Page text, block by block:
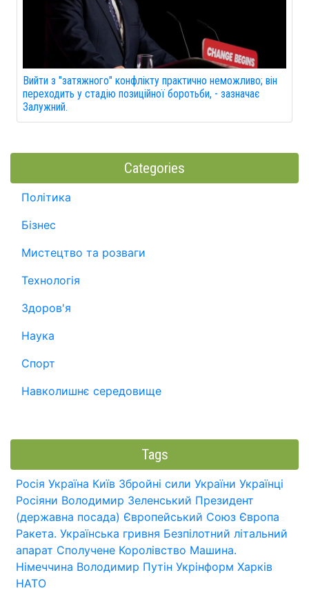
Вийти з "затяжного" конфлікту практично неможливо; він
переходить у стадію позиційної боротьби, - зазначає
Залужний.
Categories
Політика
Бізнес
Мистецтво та розваги
Технологія
Здоров'я
Наука
Спорт
Навколишнє середовище
Tags
Росія Україна Київ Збройні сили України Українці
Росіяни Володимир Зеленський Президент
(державна посада) Європейський Союз Європа
Ракета. Українська гривня Безпілотний літальний
апарат Сполучене Королівство Машина.
Німеччина Володимир Путін Укрінформ Харків
НАТО